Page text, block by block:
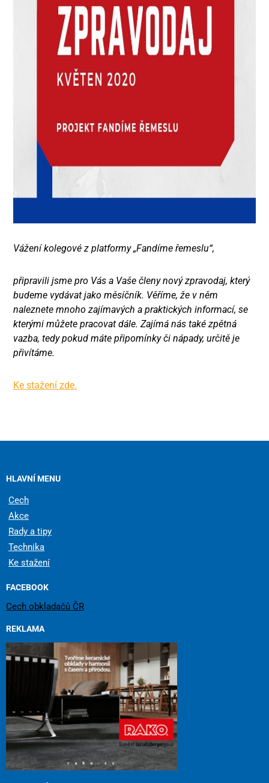
Vážení kolegové z platformy „Fandíme řemeslu“,
připravili jsme pro Vás a Vaše členy nový zpravodaj, který
budeme vydávat jako měsíčník. Věříme, že v něm
naleznete mnoho zajímavých a praktických informací, se
kterými můžete pracovat dále. Zajímá nás také zpětná
vazba, tedy pokud máte připomínky či nápady, určitě je
přivítáme.
Ke stažení zde.
HLAVNÍ MENU
Cech
Akce
Rady a tipy
Technika
Ke stažení
FACEBOOK
Cech obkladačů ČR
REKLAMA